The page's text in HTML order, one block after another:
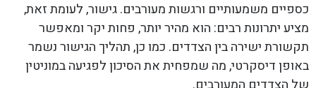
כספיים משמעותיים ורגשות מעורבים. גישור, לעומת זאת,
מציע יתרונות רבים: הוא מהיר יותר, פחות יקר ומאפשר
תקשורת ישירה בין הצדדים. כמו כן, תהליך הגישור נשמר
באופן דיסקרטי, מה שמפחית את הסיכון לפגיעה במוניטין